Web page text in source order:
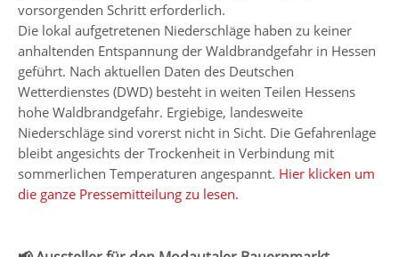
vorsorgenden Schritt erforderlich.
Die lokal aufgetretenen Niederschläge haben zu keiner
anhaltenden Entspannung der Waldbrandgefahr in Hessen
geführt. Nach aktuellen Daten des Deutschen
Wetterdienstes (DWD) besteht in weiten Teilen Hessens
hohe Waldbrandgefahr. Ergiebige, landesweite
Niederschläge sind vorerst nicht in Sicht. Die Gefahrenlage
bleibt angesichts der Trockenheit in Verbindung mit
sommerlichen Temperaturen angespannt. Hier klicken um
die ganze Pressemitteilung zu lesen.